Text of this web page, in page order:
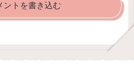
ントを書き込む